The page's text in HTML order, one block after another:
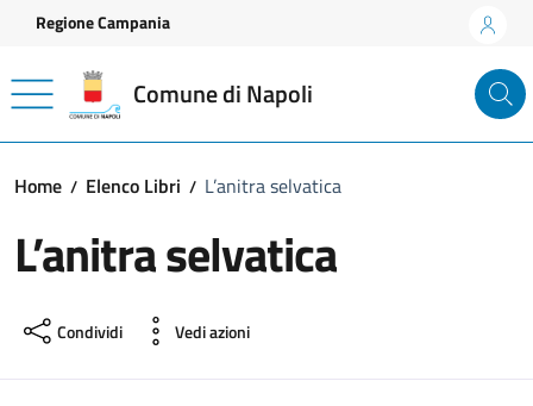
Vai ai contenuti
Vai al footer
Regione Campania
Comune di Napoli
Home Elenco Libri L’anitra selvatica
L’anitra selvatica
Condividi Vedi azioni